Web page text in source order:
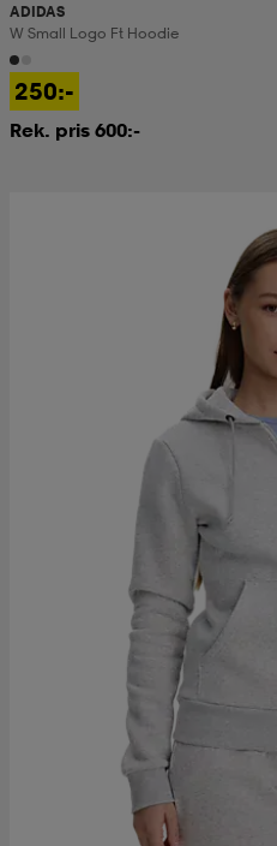
ADIDAS
W Small Logo Ft Hoodie
250:-
Rek. pris 600:-